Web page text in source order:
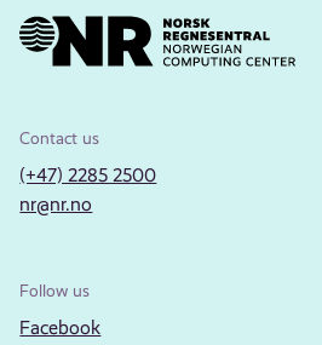
Contact us
(+47) 2285 2500
nr@nr.no
Follow us
Facebook